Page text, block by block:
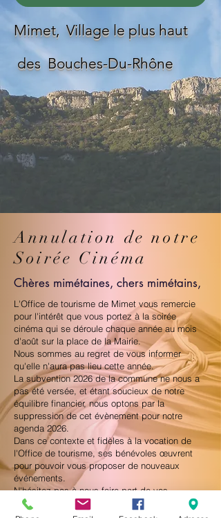
Mimet, Village le plus haut
des Bouches-Du-Rhône
Annulation de notre
Soirée Cinéma
Chères mimétaines, chers mimétains,
L'Office de tourisme de Mimet vous remercie
pour l'intérêt que vous portez à la soirée
cinéma qui se déroule chaque année au mois
d'août sur la place de la Mairie.
Nous sommes au regret de vous informer
qu'elle n'aura pas lieu cette année.
La subvention 2026 de la commune ne nous a
pas été versée, et étant soucieux de notre
équilibre financier, nous optons par la
suppression de cet évènement pour notre
agenda 2026.
Dans ce contexte et fidèles à la vocation de
l'Office de tourisme, ses bénévoles œuvrent
pour pouvoir vous proposer de nouveaux
événements.
N'hésitez pas à nous faire part de vos
suggestions, elles seront les bienvenues !
Cliquer ici pour nous laisser un message.